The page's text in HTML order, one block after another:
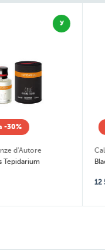
Cale Fragranze d'Autore
Black Series Thesaurus